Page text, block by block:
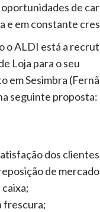
de
e em constante
o ALDI está a
Loja para o seu
em Sesimbra
seguinte proposta:
dos
de
caixa;
frescura;